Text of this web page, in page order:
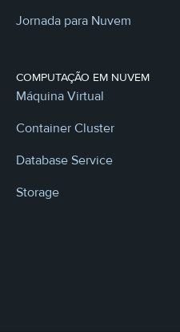
Jornada para Nuvem
COMPUTAÇÃO EM NUVEM
Máquina Virtual
Container Cluster
Database Service
Storage